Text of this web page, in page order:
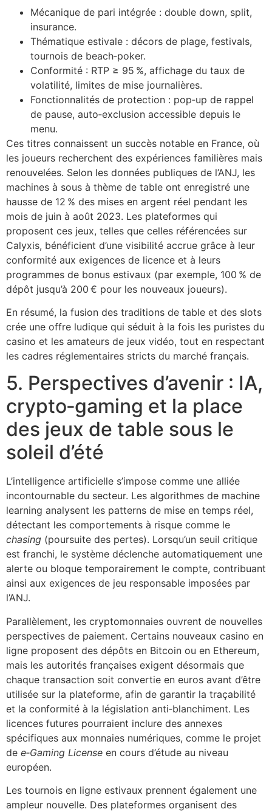
Mécanique de pari intégrée : double down, split,
insurance.
Thématique estivale : décors de plage, festivals,
tournois de beach‑poker.
Conformité : RTP ≥ 95 %, affichage du taux de
volatilité, limites de mise journalières.
Fonctionnalités de protection : pop‑up de rappel
de pause, auto‑exclusion accessible depuis le
menu.
Ces titres connaissent un succès notable en France, où
les joueurs recherchent des expériences familières mais
renouvelées. Selon les données publiques de l’ANJ, les
machines à sous à thème de table ont enregistré une
hausse de 12 % des mises en argent réel pendant les
mois de juin à août 2023. Les plateformes qui
proposent ces jeux, telles que celles référencées sur
Calyxis, bénéficient d’une visibilité accrue grâce à leur
conformité aux exigences de licence et à leurs
programmes de bonus estivaux (par exemple, 100 % de
dépôt jusqu’à 200 € pour les nouveaux joueurs).
En résumé, la fusion des traditions de table et des slots
crée une offre ludique qui séduit à la fois les puristes du
casino et les amateurs de jeux vidéo, tout en respectant
les cadres réglementaires stricts du marché français.
5. Perspectives d’avenir : IA,
crypto‑gaming et la place
des jeux de table sous le
soleil d’été
L’intelligence artificielle s’impose comme une alliée
incontournable du secteur. Les algorithmes de machine
learning analysent les patterns de mise en temps réel,
détectant les comportements à risque comme le
chasing (poursuite des pertes). Lorsqu’un seuil critique
est franchi, le système déclenche automatiquement une
alerte ou bloque temporairement le compte, contribuant
ainsi aux exigences de jeu responsable imposées par
l’ANJ.
Parallèlement, les cryptomonnaies ouvrent de nouvelles
perspectives de paiement. Certains nouveaux casino en
ligne proposent des dépôts en Bitcoin ou en Ethereum,
mais les autorités françaises exigent désormais que
chaque transaction soit convertie en euros avant d’être
utilisée sur la plateforme, afin de garantir la traçabilité
et la conformité à la législation anti‑blanchiment. Les
licences futures pourraient inclure des annexes
spécifiques aux monnaies numériques, comme le projet
de e‑Gaming License en cours d’étude au niveau
européen.
Les tournois en ligne estivaux prennent également une
ampleur nouvelle. Des plateformes organisent des